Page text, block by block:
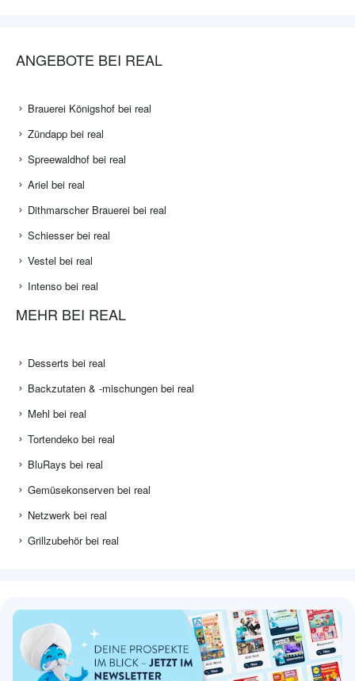
ANGEBOTE BEI REAL
Brauerei Königshof bei real
Zündapp bei real
Spreewaldhof bei real
Ariel bei real
Dithmarscher Brauerei bei real
Schiesser bei real
Vestel bei real
Intenso bei real
MEHR BEI REAL
Desserts bei real
Backzutaten & -mischungen bei real
Mehl bei real
Tortendeko bei real
BluRays bei real
Gemüsekonserven bei real
Netzwerk bei real
Grillzubehör bei real